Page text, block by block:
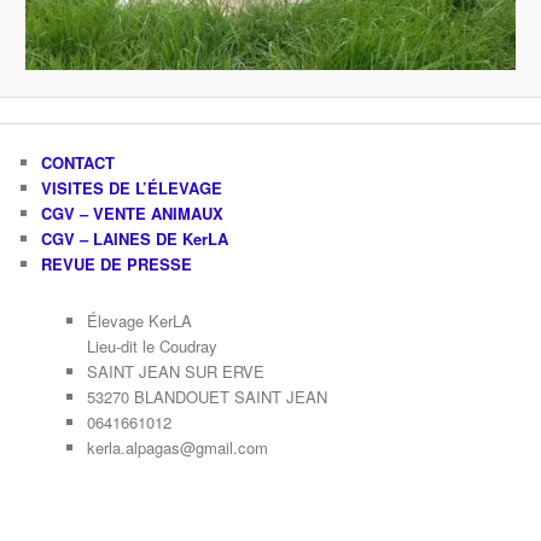
CONTACT
VISITES DE L’ÉLEVAGE
CGV – VENTE ANIMAUX
CGV – LAINES DE KerLA
REVUE DE PRESSE
Élevage KerLA
Lieu-dit le Coudray
SAINT JEAN SUR ERVE
53270 BLANDOUET SAINT JEAN
0641661012
kerla.alpagas@gmail.com